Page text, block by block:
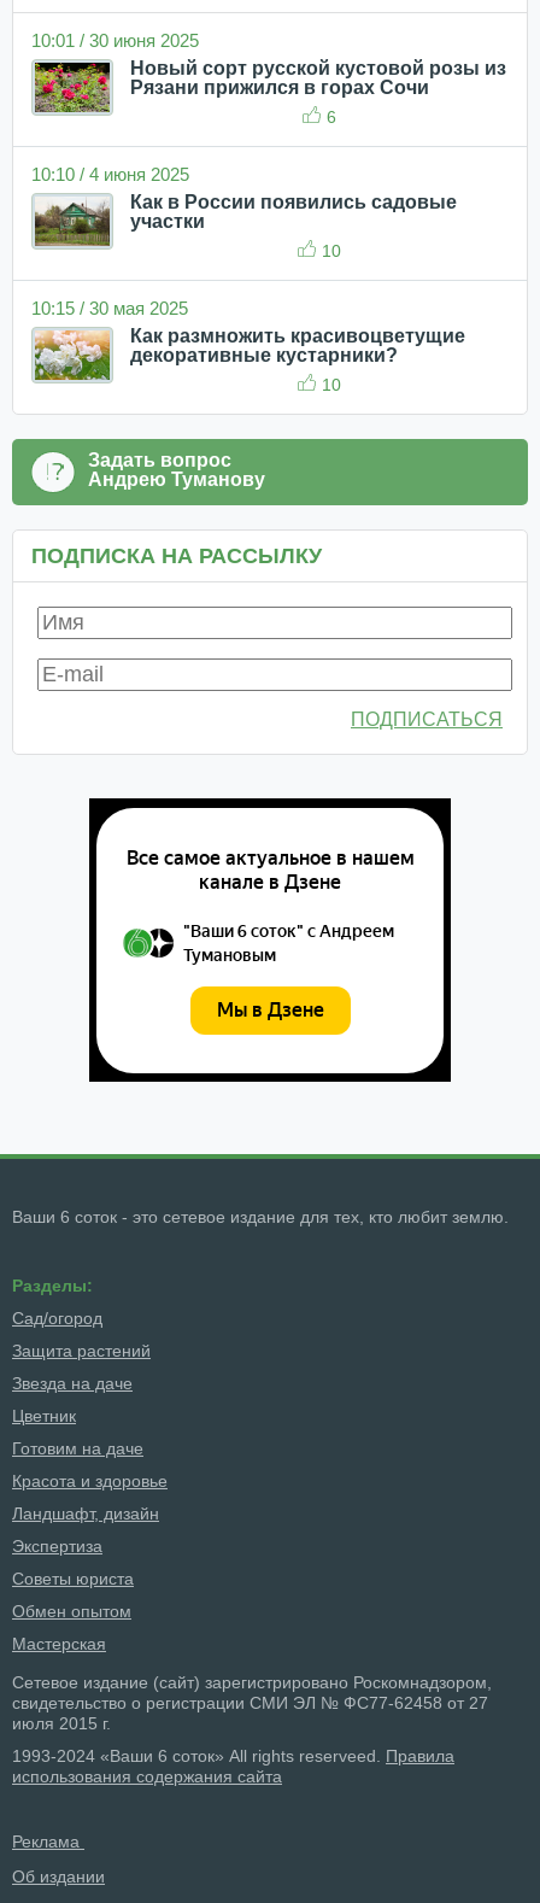
10:01 / 30 июня 2025
Новый сорт русской кустовой розы из
Рязани прижился в горах Сочи
6
10:10 / 4 июня 2025
Как в России появились садовые
участки
10
10:15 / 30 мая 2025
Как размножить красивоцветущие
декоративные кустарники?
10
Задать вопрос
Андрею Туманову
ПОДПИСКА НА РАССЫЛКУ
ПОДПИСАТЬСЯ
Ваши 6 соток - это сетевое издание для тех, кто любит землю.
Разделы:
Сад/огород
Защита растений
Звезда на даче
Цветник
Готовим на даче
Красота и здоровье
Ландшафт, дизайн
Экспертиза
Советы юриста
Обмен опытом
Мастерская
Сетевое издание (сайт) зарегистрировано Роскомнадзором,
свидетельство о регистрации СМИ ЭЛ № ФС77-62458 от 27
июля 2015 г.
1993-2024 «Ваши 6 соток» All rights reserveed. Правила
использования содержания сайта
Реклама
Об издании